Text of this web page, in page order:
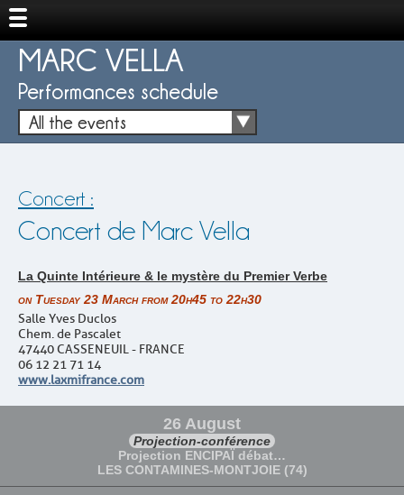
MARC VELLA
Performances schedule
All the events
Concert :
Concert de Marc Vella
La Quinte Intérieure & le mystère du Premier Verbe
on Tuesday 23 March from 20h45 to 22h30
Salle Yves Duclos
Chem. de Pascalet
47440 CASSENEUIL - FRANCE
06 12 21 71 14
www.laxmifrance.com
26 August
Projection-conférence
Projection ENCIPAÏ débat…
LES CONTAMINES-MONTJOIE (74)